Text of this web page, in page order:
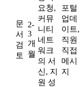
문
서
검
토
2-
3
개
월
요청,
커뮤
니티
네트
워크
의 서
신, 지
원 성
포털
업데
이트,
직원
직접
메시
지